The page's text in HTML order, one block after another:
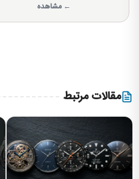
← مشاهده
مقالات مرتبط